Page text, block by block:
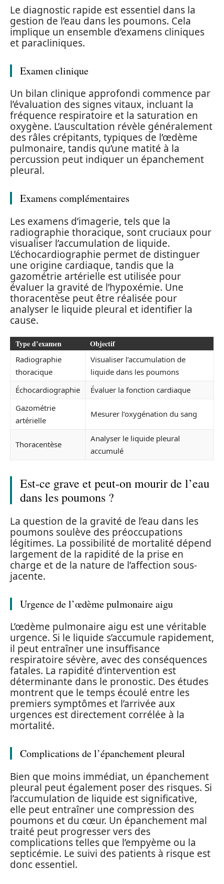
Le diagnostic rapide est essentiel dans la
gestion de l’eau dans les poumons. Cela
implique un ensemble d’examens cliniques
et paracliniques.
Examen clinique
Un bilan clinique approfondi commence par
l’évaluation des signes vitaux, incluant la
fréquence respiratoire et la saturation en
oxygène. L’auscultation révèle généralement
des râles crépitants, typiques de l’œdème
pulmonaire, tandis qu’une matité à la
percussion peut indiquer un épanchement
pleural.
Examens complémentaires
Les examens d’imagerie, tels que la
radiographie thoracique, sont cruciaux pour
visualiser l’accumulation de liquide.
L’échocardiographie permet de distinguer
une origine cardiaque, tandis que la
gazométrie artérielle est utilisée pour
évaluer la gravité de l’hypoxémie. Une
thoracentèse peut être réalisée pour
analyser le liquide pleural et identifier la
cause.
Type d’examen Objectif
Radiographie
thoracique
Visualiser l’accumulation de
liquide dans les poumons
Échocardiographie
Évaluer la fonction cardiaque
Gazométrie
artérielle
Mesurer l’oxygénation du sang
Thoracentèse
Analyser le liquide pleural
accumulé
Est-ce grave et peut-on mourir de l’eau
dans les poumons ?
La question de la gravité de l’eau dans les
poumons soulève des préoccupations
légitimes. La possibilité de mortalité dépend
largement de la rapidité de la prise en
charge et de la nature de l’affection sous-
jacente.
Urgence de l’œdème pulmonaire aigu
L’œdème pulmonaire aigu est une véritable
urgence. Si le liquide s’accumule rapidement,
il peut entraîner une insuffisance
respiratoire sévère, avec des conséquences
fatales. La rapidité d’intervention est
déterminante dans le pronostic. Des études
montrent que le temps écoulé entre les
premiers symptômes et l’arrivée aux
urgences est directement corrélée à la
mortalité.
Complications de l’épanchement pleural
Bien que moins immédiat, un épanchement
pleural peut également poser des risques. Si
l’accumulation de liquide est significative,
elle peut entraîner une compression des
poumons et du cœur. Un épanchement mal
traité peut progresser vers des
complications telles que l’empyème ou la
septicémie. Le suivi des patients à risque est
donc essentiel.